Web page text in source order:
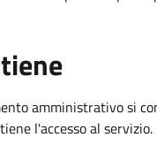
amministrativo si
l'accesso al servizio.